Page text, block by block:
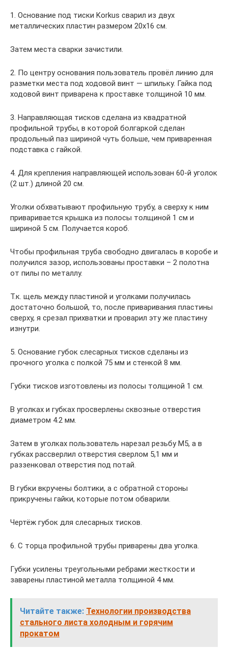
1. Основание под тиски Korkus сварил из двух
металлических пластин размером 20х16 см.
Затем места сварки зачистили.
2. По центру основания пользователь провёл линию для
разметки места под ходовой винт — шпильку. Гайка под
ходовой винт приварена к проставке толщиной 10 мм.
3. Направляющая тисков сделана из квадратной
профильной трубы, в которой болгаркой сделан
продольный паз шириной чуть больше, чем приваренная
подставка с гайкой.
4. Для крепления направляющей использован 60-й уголок
(2 шт.) длиной 20 см.
Уголки обхватывают профильную трубу, а сверху к ним
приваривается крышка из полосы толщиной 1 см и
шириной 5 см. Получается короб.
Чтобы профильная труба свободно двигалась в коробе и
получился зазор, использованы проставки – 2 полотна
от пилы по металлу.
Т.к. щель между пластиной и уголками получилась
достаточно большой, то, после приваривания пластины
сверху, я срезал прихватки и проварил эту же пластину
изнутри.
5. Основание губок слесарных тисков сделаны из
прочного уголка с полкой 75 мм и стенкой 8 мм.
Губки тисков изготовлены из полосы толщиной 1 см.
В уголках и губках просверлены сквозные отверстия
диаметром 4.2 мм.
Затем в уголках пользователь нарезал резьбу М5, а в
губках рассверлил отверстия сверлом 5,1 мм и
раззенковал отверстия под потай.
В губки вкручены болтики, а с обратной стороны
прикручены гайки, которые потом обварили.
Чертёж губок для слесарных тисков.
6. С торца профильной трубы приварены два уголка.
Губки усилены треугольными ребрами жесткости и
заварены пластиной металла толщиной 4 мм.
Читайте также: Технологии производства
стального листа холодным и горячим
прокатом